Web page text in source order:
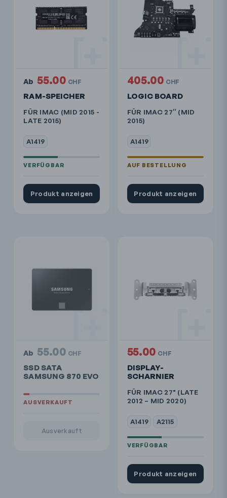
RAM-SPEICHER
FÜR IMAC (MID 2015 -
LATE 2015)
A1419
Ab 55.00 CHF
Produkt anzeigen
LOGIC BOARD
FÜR IMAC 27″ (MID
2015)
A1419
405.00 CHF
Produkt anzeigen
SSD SATA
SAMSUNG 870 EVO
Ab 55.00 CHF
Ausverkauft
DISPLAY-
SCHARNIER
FÜR IMAC 27" (LATE
2012 – MID 2020)
A1419 A2115
55.00 CHF
Produkt anzeigen